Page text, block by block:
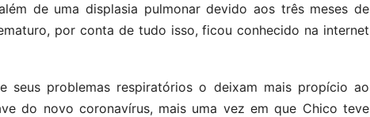
de uma displasia pulmonar devido aos três meses de
por conta de tudo isso, ficou conhecido na internet
seus problemas respiratórios o deixam mais propício ao
do novo coronavírus, mais uma vez em que Chico teve